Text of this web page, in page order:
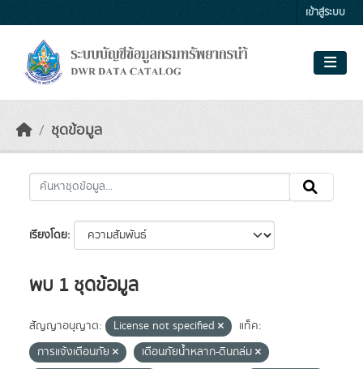
เข้าสู่ระบบ
ชุดข้อมูล
เรียงโดย
พบ 1 ชุดข้อมูล
สัญญาอนุญาต: License not specified
แท็ค:
การแจ้งเตือนภัย
เตือนภัยน้ำหลาก-ดินถล่ม